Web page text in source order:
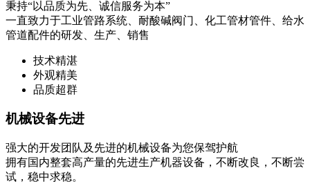
秉持“以品质为先、诚信服务为本”
一直致力于工业管路系统、耐酸碱阀门、化工管材管件、给水
管道配件的研发、生产、销售
技术精湛
外观精美
品质超群
机械设备先进
强大的开发团队及先进的机械设备为您保驾护航
拥有国内整套高产量的先进生产机器设备，不断改良，不断尝
试，稳中求稳。